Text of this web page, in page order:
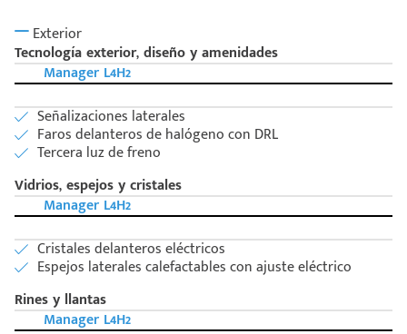
Exterior
Tecnología exterior, diseño y amenidades
Manager L4H2
Señalizaciones laterales
Faros delanteros de halógeno con DRL
Tercera luz de freno
Vidrios, espejos y cristales
Manager L4H2
Cristales delanteros eléctricos
Espejos laterales calefactables con ajuste eléctrico
Rines y llantas
Manager L4H2